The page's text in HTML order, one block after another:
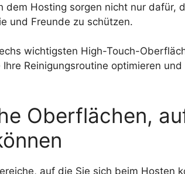
dem Hosting sorgen nicht nur dafür,
und Freunde zu schützen.
wichtigsten High-Touch-
Reinigungsroutine optimieren
Oberflächen,
auf die Sie sich beim Hosten